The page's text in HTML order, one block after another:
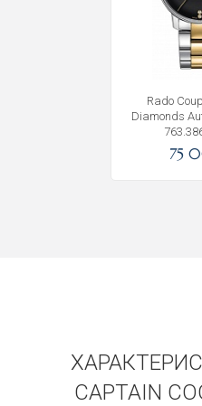
Rado
Diamonds
75
CAPTAIN